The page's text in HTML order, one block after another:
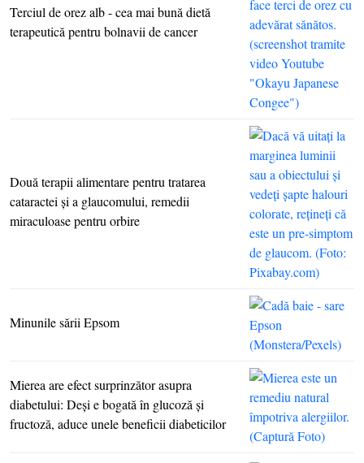
Terciul de orez alb - cea mai bună dietă
terapeutică pentru bolnavii de cancer
Două terapii alimentare pentru tratarea
cataractei şi a glaucomului, remedii
miraculoase pentru orbire
Minunile sării Epsom
Mierea are efect surprinzător asupra
diabetului: Deşi e bogată în glucoză şi
fructoză, aduce unele beneficii diabeticilor